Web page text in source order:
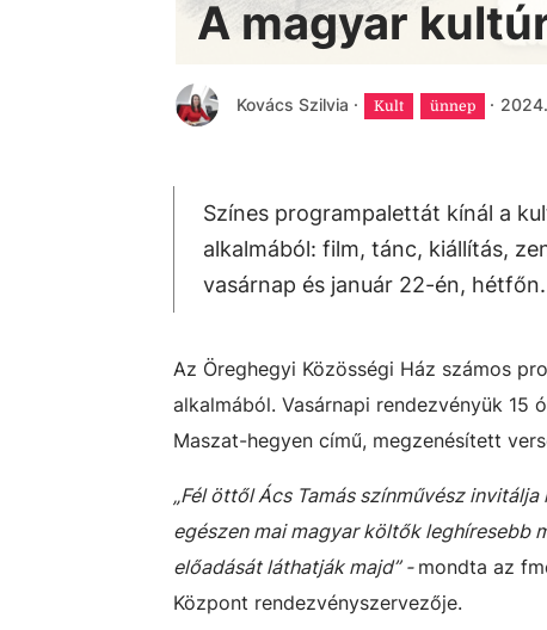
A magyar
Kovács Szilvia · Kult ünnep ·
Színes programpalettát kínál a
alkalmából: film, tánc, kiállítás,
vasárnap és január 22-én, hétfőn.
Az Öreghegyi Közösségi Ház számos
alkalmából. Vasárnapi rendezvényük
Maszat-hegyen című, megzenésített
„Fél öttől Ács Tamás színművész
egészen mai magyar költők leghíresebb
előadását láthatják majd” - mondta az
Központ rendezvényszervezője.